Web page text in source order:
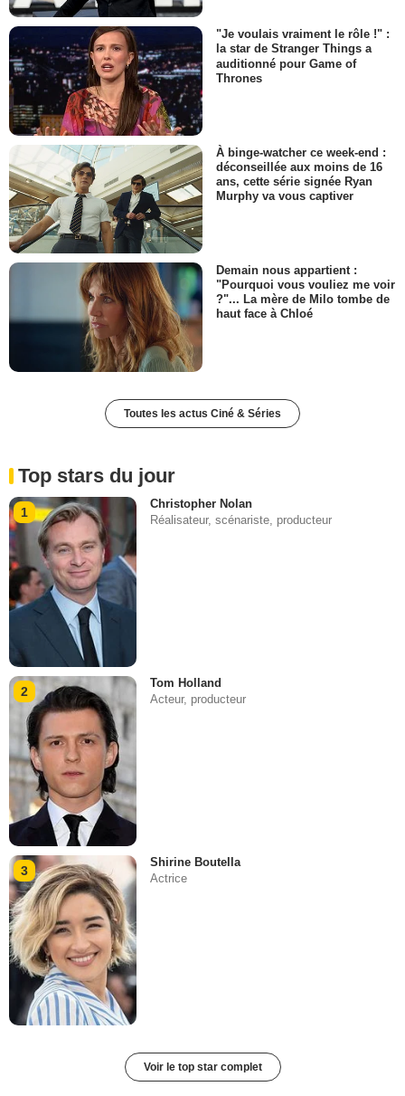
"Je voulais vraiment le rôle !" :
la star de Stranger Things a
auditionné pour Game of
Thrones
À binge-watcher ce week-end :
déconseillée aux moins de 16
ans, cette série signée Ryan
Murphy va vous captiver
Demain nous appartient :
"Pourquoi vous vouliez me voir
?"... La mère de Milo tombe de
haut face à Chloé
Toutes les actus Ciné & Séries
Top stars du jour
1
Christopher Nolan
Réalisateur, scénariste, producteur
2
Tom Holland
Acteur, producteur
3
Shirine Boutella
Actrice
Voir le top star complet